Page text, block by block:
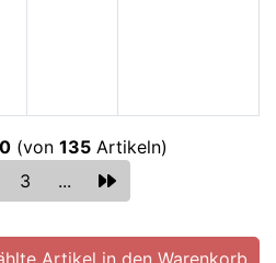
(von 135Artikeln)
3 ...